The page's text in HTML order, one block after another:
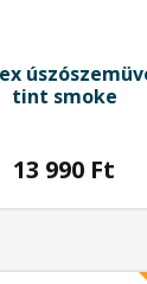
tint smoke
13 990 Ft